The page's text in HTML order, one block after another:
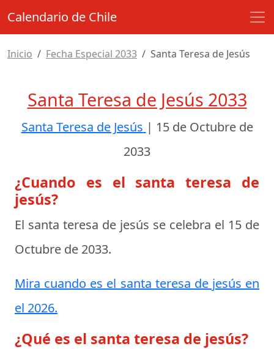
Calendario de Chile
Inicio Fecha Especial 2033 Santa Teresa de Jesús
Santa Teresa de Jesús 2033
Santa Teresa de Jesús | 15 de Octubre de
2033
¿Cuando es el santa teresa de
jesús?
El santa teresa de jesús se celebra el 15 de
Octubre de 2033.
Mira cuando es el santa teresa de jesús en
el 2026.
¿Qué es el santa teresa de jesús?